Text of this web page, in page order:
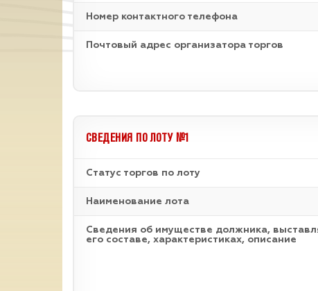
Номер контактного телефона
Почтовый адрес организатора торгов
СВЕДЕНИЯ ПО ЛОТУ №1
Статус торгов по лоту
Наименование лота
Cведения об имуществе должника,
его составе, характеристиках, описание